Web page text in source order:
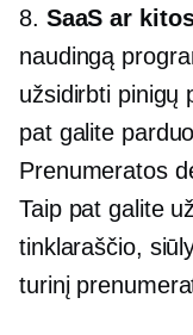
8. SaaS ar
naudingą
užsidirbti pinigų
pat galite
Prenumeratos
Taip pat galite
tinklaraščio,
turinį